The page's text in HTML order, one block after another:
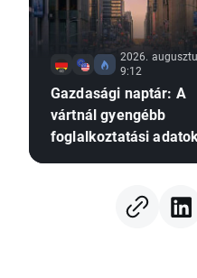
2026.
9:12
Gazdasági naptár: A
vártnál gyengébb
foglalkoztatási
kamatemelésre?